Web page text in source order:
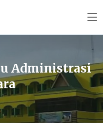
Administrasi